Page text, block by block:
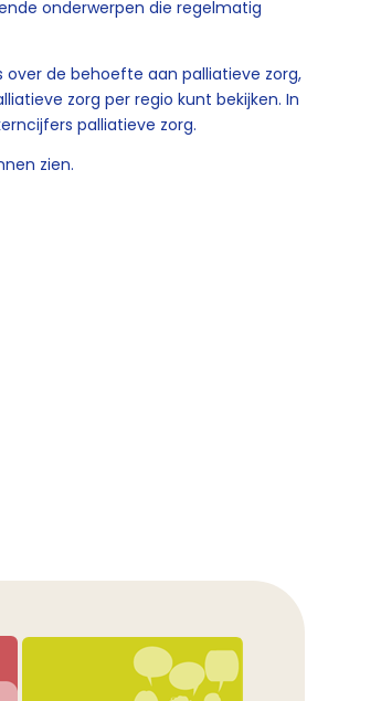
onderwerpen die regelmatig
over de behoefte aan palliatieve zorg,
zorg per regio kunt bekijken. In
palliatieve zorg.
zien.